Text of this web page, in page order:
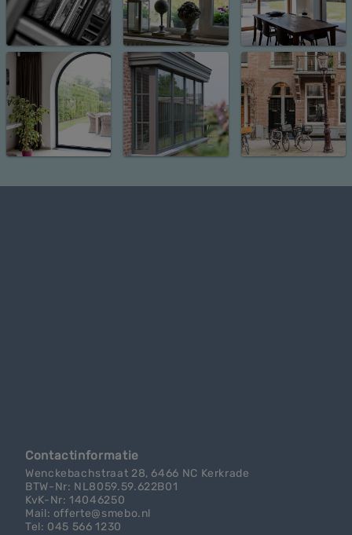
Contactinformatie
Wenckebachstraat 28, 6466 NC Kerkrade
BTW-Nr: NL8059.59.622B01
KvK-Nr: 14046250
Mail: offerte@smebo.nl
Tel: 045 566 1230